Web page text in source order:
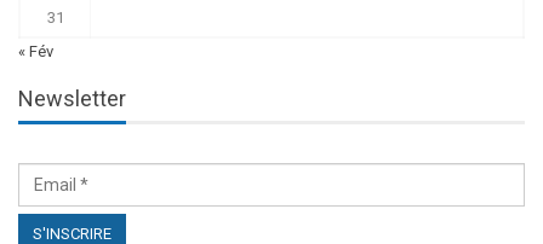
31
« Fév
Newsletter